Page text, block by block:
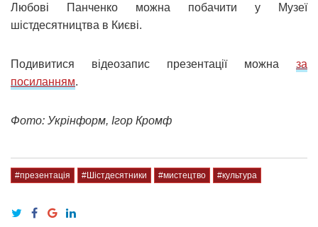
Любові Панченко можна побачити у Музеї
шістдесятництва в Києві.
Подивитися відеозапис презентації можна за
посиланням.
Фото: Укрінформ, Ігор Кромф
#презентація #Шістдесятники #мистецтво #культура